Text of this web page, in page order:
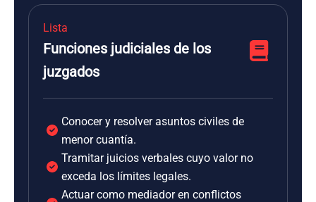
Lista
Funciones judiciales de los
juzgados
Conocer y resolver asuntos civiles de
menor cuantía.
Tramitar juicios verbales cuyo valor no
exceda los límites legales.
Actuar como mediador en conflictos